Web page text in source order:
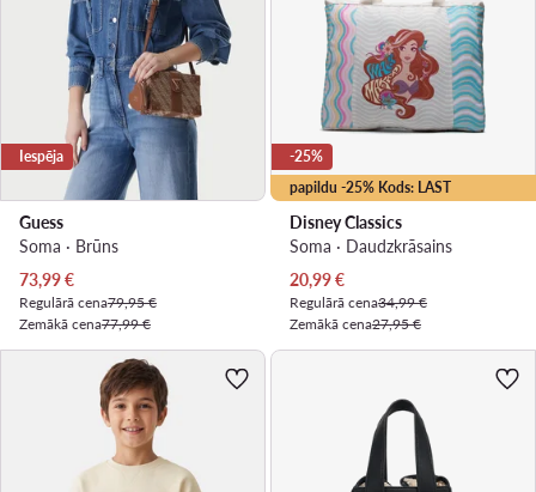
Iespēja
Guess
Soma · Brūns
Pašreizējā cena
73,99€
Regulārā cena79,95 €
Zemākā cena77,99 €
papildu -25% Kods: LAST
-25%
Disney Classics
Soma · Daudzkrāsains
Pašreizējā cena
20,99€
Regulārā cena34,99 €
Zemākā cena27,95 €